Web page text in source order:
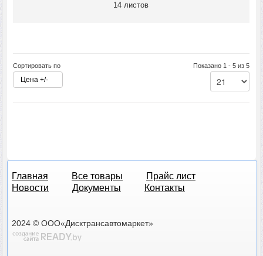
14 листов
Сортировать по
Цена +/-
Показано 1 - 5 из 5
Главная Все товары
Прайс лист
Новости
Документы Контакты
2024 © ООО«Дисктрансавтомаркет»